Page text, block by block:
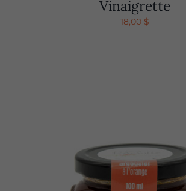
Vinaigrette
18,00 $